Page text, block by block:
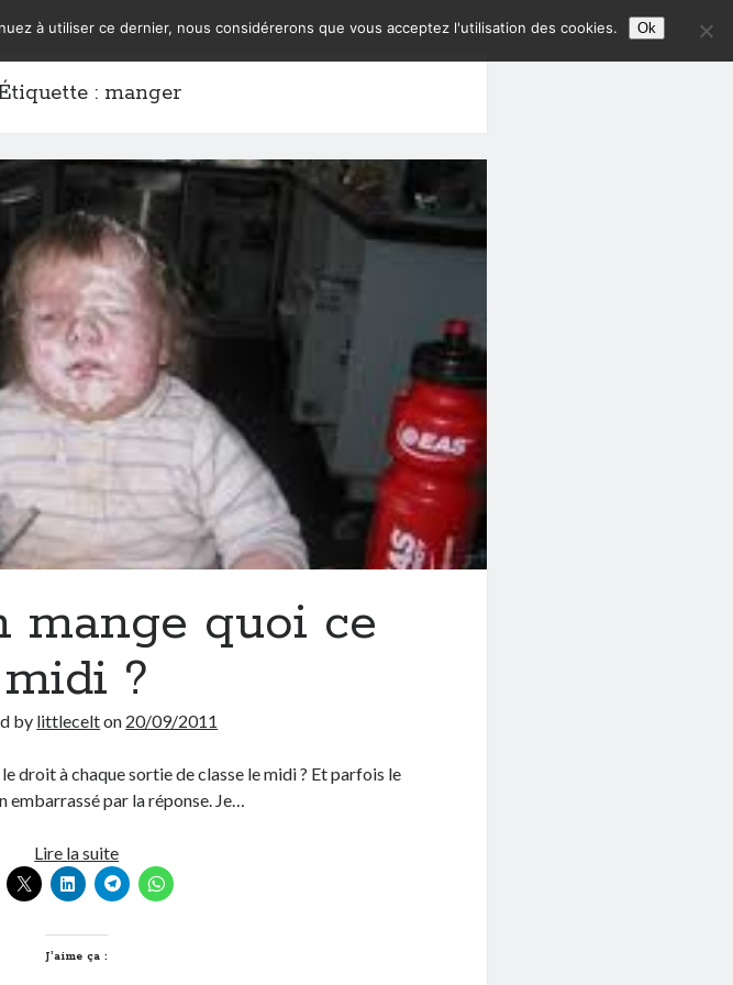
: manger
mange quoi ce
midi ?
by littlecelton 20/09/2011
droit à chaque sortie de classe le midi ? Et parfois le
embarrassé par la réponse. Je…
Lire la suiteDaddy,
on
mange
J’aime ça :
à utiliser ce dernier, nous considérerons que vous acceptez l'utilisation des cookies. Ok